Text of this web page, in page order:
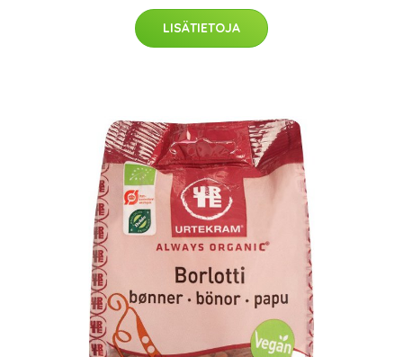
LISÄTIETOJA